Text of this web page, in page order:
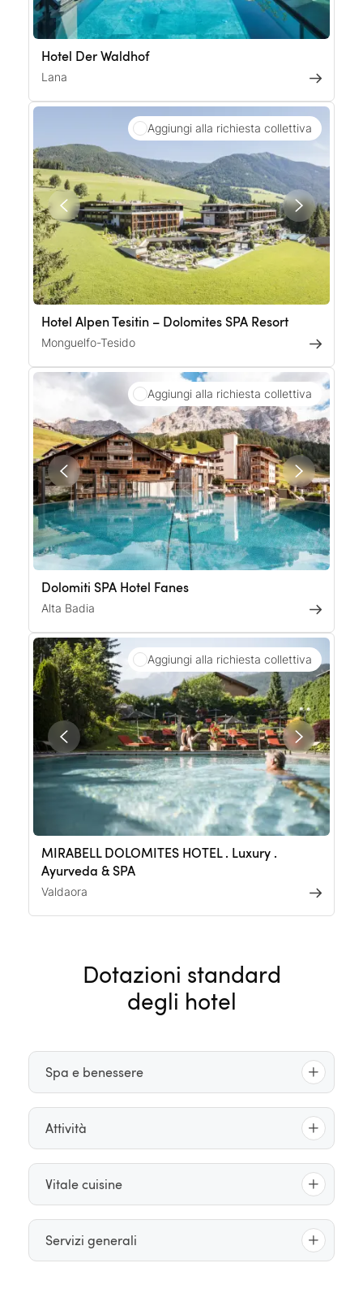
Hotel Der Waldhof
Lana
Aggiungi alla richiesta collettiva
Hotel Alpen Tesitin – Dolomites SPA Resort
Monguelfo-Tesido
Aggiungi alla richiesta collettiva
Dolomiti SPA Hotel Fanes
Alta Badia
Aggiungi alla richiesta collettiva
MIRABELL DOLOMITES HOTEL . Luxury .
Ayurveda & SPA
Valdaora
Dotazioni standard
degli hotel
Spa e benessere
Beauty e massaggi
Sauna
Bagno turco
Idromassaggio
Attività
Sala fitness
Vitale cuisine
Colazione a buffet
Menu della cena
Servizi generali